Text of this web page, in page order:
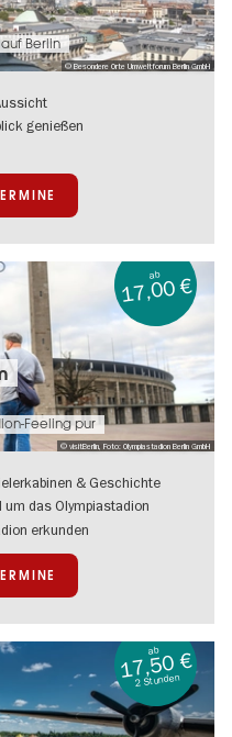
© Besondere Orte Umweltforum Berlin GmbH
Berlin
genießen
© visitBerlin, Foto: Olympiastadion Berlin GmbH
Feeling pur
ab
17,00 €
& Geschichte
das Olympiastadion
erkunden
ab
17,50 €
2 Stunden